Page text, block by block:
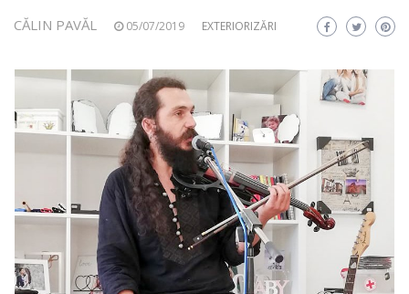
CĂLIN PAVĂL 05/07/2019 EXTERIORIZĂRI